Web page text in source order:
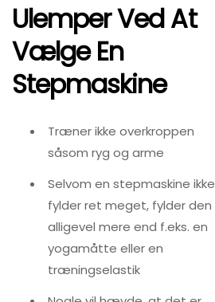
Ulemper Ved At
Vælge En
Stepmaskine
Træner ikke overkroppen
såsom ryg og arme
Selvom en stepmaskine ikke
fylder ret meget, fylder den
alligevel mere end f.eks. en
yogamåtte eller en
træningselastik